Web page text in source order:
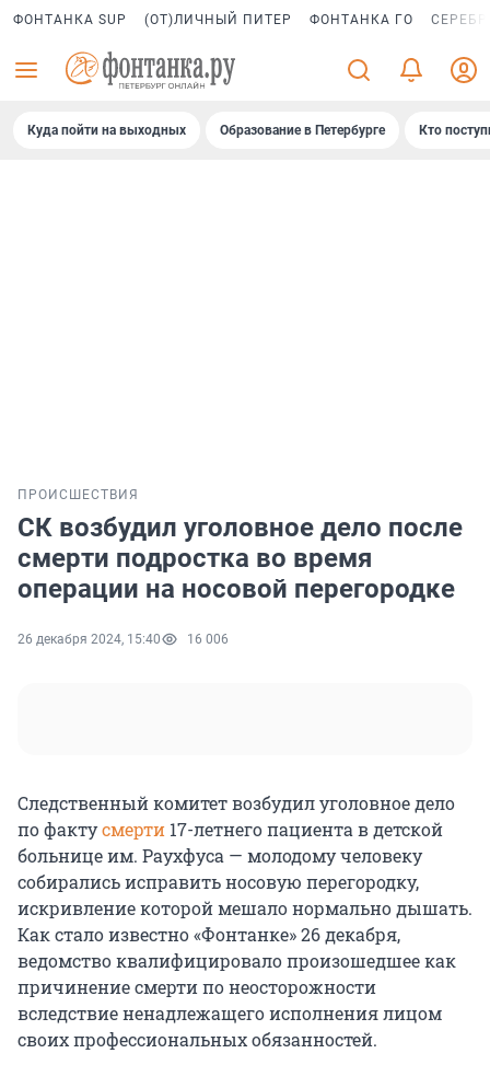
ФОНТАНКА SUP (ОТ)ЛИЧНЫЙ ПИТЕР ФОНТАНКА ГО
Куда пойти на выходных Образование в Петербурге Кто
ПРОИСШЕСТВИЯ
СК возбудил уголовное дело после
смерти подростка во время
операции на носовой перегородке
26 декабря 2024, 15:40 16 006
Следственный комитет возбудил уголовное дело
по фактусмерти 17-летнего пациента в детской
больнице им. Раухфуса — молодому человеку
собирались исправить носовую перегородку,
искривление которой мешало нормально дышать.
Как стало известно «Фонтанке» 26 декабря,
ведомство квалифицировало произошедшее как
причинение смерти по неосторожности
вследствие ненадлежащего исполнения лицом
своих профессиональных обязанностей.